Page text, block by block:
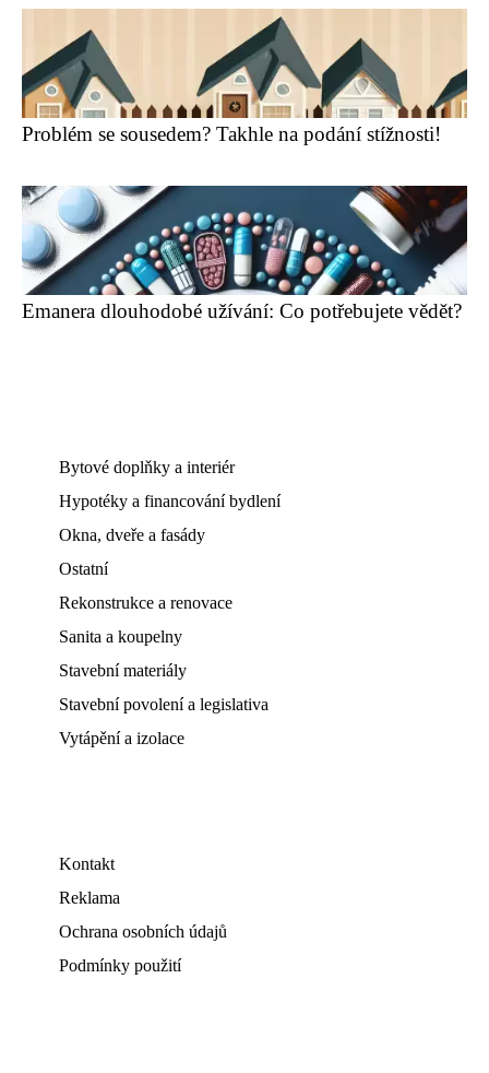
Problém se sousedem? Takhle na podání stížnosti!
Emanera dlouhodobé užívání: Co potřebujete vědět?
Bytové doplňky a interiér
Hypotéky a financování bydlení
Okna, dveře a fasády
Ostatní
Rekonstrukce a renovace
Sanita a koupelny
Stavební materiály
Stavební povolení a legislativa
Vytápění a izolace
Kontakt
Reklama
Ochrana osobních údajů
Podmínky použití